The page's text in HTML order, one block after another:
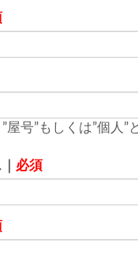
屋号”もしくは”個人”
必須